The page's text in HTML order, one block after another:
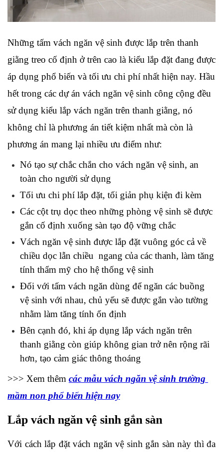
Những tấm vách ngăn vệ sinh được lắp trên thanh
giằng treo cố định ở trên cao là kiểu lắp đặt đang được
áp dụng phổ biến và tối ưu chi phí nhất hiện nay. Hầu
hết trong các dự án vách ngăn vệ sinh công cộng đều
sử dụng kiểu lắp vách ngăn trên thanh giằng, nó
không chỉ là phương án tiết kiệm nhất mà còn là
phương án mang lại nhiều ưu điểm như:
Nó tạo sự chắc chắn cho vách ngăn vệ sinh, an
toàn cho người sử dụng
Tối ưu chi phí lắp đặt, tối giản phụ kiện đi kèm
Các cột trụ dọc theo những phòng vệ sinh sẽ được
gắn cố định xuống sàn tạo độ vững chắc
Vách ngăn vệ sinh được lắp đặt vuông góc cả về
chiều dọc lẫn chiều  ngang của các thanh, làm tăng
tính thẩm mỹ cho hệ thống vệ sinh
Đối với tấm vách ngăn dùng để ngăn các buồng
vệ sinh với nhau, chủ yếu sẽ được gắn vào tường
nhằm làm tăng tính ổn định
Bên cạnh đó, khi áp dụng lắp vách ngăn trên
thanh giằng còn giúp không gian trở nên rộng rãi
hơn, tạo cảm giác thông thoáng
>>> Xem thêm các mẫu vách ngăn vệ sinh trường
mầm non phổ biến hiện nay
Lắp vách ngăn vệ sinh gắn sàn
Với cách lắp đặt vách ngăn vệ sinh gắn sàn này thì đa